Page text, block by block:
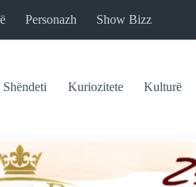
Personazh Show Bizz
Shëndeti Kuriozitete Kulturë